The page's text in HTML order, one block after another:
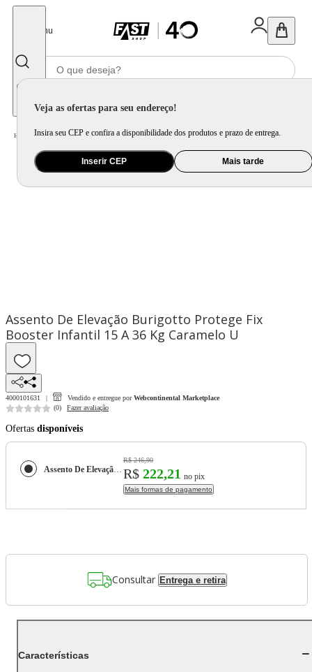
Menu
Veja as ofertas para seu endereço!
Insira seu CEP e confira a disponibilidade dos produtos e prazo de entrega.
Inserir CEP Mais tarde
Home Bebê / Passeio / Cadeira para Auto e Assento de Elevação
Assento De Elevação Burigotto Protege Fix
Booster Infantil 15 A 36 Kg Caramelo U
4000101631 Vendido e entregue por Webcontinental Marketplace
(0) Fazer avaliação
Ofertas disponíveis
Assento De Elevação Burigotto Protege Fix Booster Infantil 15 A 36 Kg Caramelo U
R$ 246,90
R$ 222,21 no pix
Mais formas de pagamento
Consultar Entrega e retira
Características